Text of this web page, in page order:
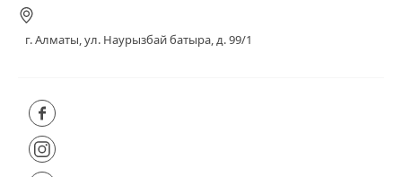
г. Алматы, ул. Наурызбай батыра, д. 99/1